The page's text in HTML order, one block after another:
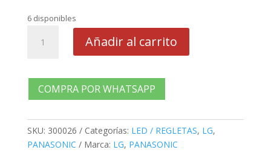
6 disponibles
42LS4600,
42LS5700,
4
cantidad
Añadir al carrito
COMPRA POR WHATSAPP
SKU: 300026 Categorías: LED / REGLETAS, LG,
PANASONIC
Marca: LG, PANASONIC